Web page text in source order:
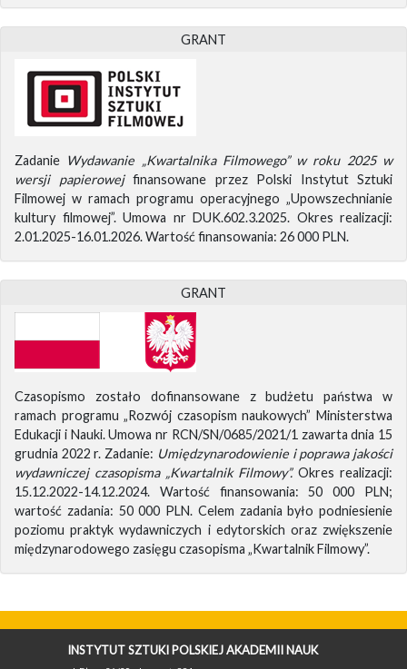
GRANT
Zadanie Wydawanie „Kwartalnika Filmowego” w roku 2025 w
wersji papierowejfinansowane przez Polski Instytut Sztuki
Filmowej w ramach programu operacyjnego „Upowszechnianie
kultury filmowej”. Umowa nr DUK.602.3.2025. Okres realizacji:
2.01.2025-16.01.2026. Wartość finansowania: 26 000 PLN.
GRANT
Czasopismo zostało dofinansowane z budżetu państwa w
ramach programu „Rozwój czasopism naukowych” Ministerstwa
Edukacji i Nauki. Umowa nr RCN/SN/0685/2021/1 zawarta dnia 15
grudnia 2022 r. Zadanie: Umiędzynarodowienie i poprawa jakości
wydawniczej czasopisma „Kwartalnik Filmowy”.Okres realizacji:
15.12.2022-14.12.2024. Wartość finansowania: 50 000 PLN;
wartość zadania: 50 000 PLN. Celem zadania było podniesienie
poziomu praktyk wydawniczych i edytorskich oraz zwiększenie
międzynarodowego zasięgu czasopisma „Kwartalnik Filmowy”.
INSTYTUT SZTUKI POLSKIEJ AKADEMII NAUK